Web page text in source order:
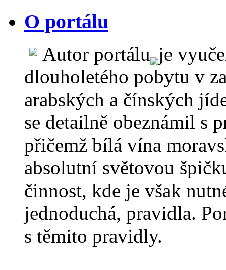
O portálu
Autor portálu je
dlouholetého pobytu v
arabských a čínských
se detailně obeznámil s
přičemž bílá vína
absolutní světovou
činnost, kde je však
jednoduchá, pravidla.
s těmito pravidly.